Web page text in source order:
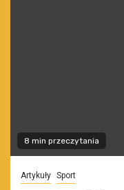
8 min przeczytania
Artykuły Sport